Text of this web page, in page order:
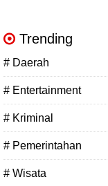
Trending
# Daerah
# Entertainment
# Kriminal
# Pemerintahan
# Wisata